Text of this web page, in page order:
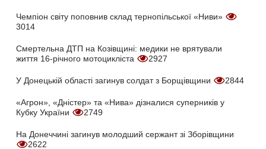
Чемпіон світу поповнив склад тернопільської «Ниви»
3014
Смертельна ДТП на Козівщині: медики не врятували
життя 16-річного мотоцикліста
2927
У Донецькій області загинув солдат з Борщівщини 2844
«Агрон», «Дністер» та «Нива» дізналися суперників у
Кубку України
2749
На Донеччині загинув молодший сержант зі Зборівщини
2622